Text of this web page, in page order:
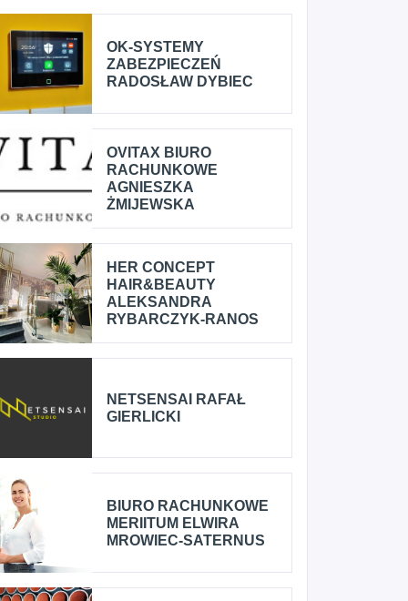
OK-SYSTEMY
ZABEZPIECZEŃ
RADOSŁAW DYBIEC
OVITAX BIURO
RACHUNKOWE
AGNIESZKA
ŻMIJEWSKA
HER CONCEPT
HAIR&BEAUTY
ALEKSANDRA
RYBARCZYK-RANOS
NETSENSAI RAFAŁ
GIERLICKI
BIURO RACHUNKOWE
MERIITUM ELWIRA
MROWIEC-SATERNUS